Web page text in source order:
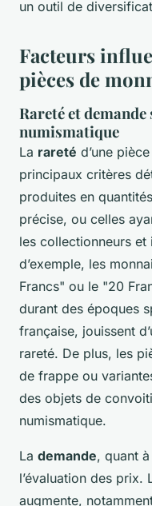
un outil de
Facteurs
pièces de
Rareté et
numismatique
La rareté d’une
principaux critères
produites en
précise, ou celles
les collectionneurs et
d’exemple, les
Francs" ou le "20
durant des époques
française, jouissent
rareté. De plus, les
de frappe ou
des objets de
numismatique.
La demande, quant
l’évaluation des prix.
augmente,